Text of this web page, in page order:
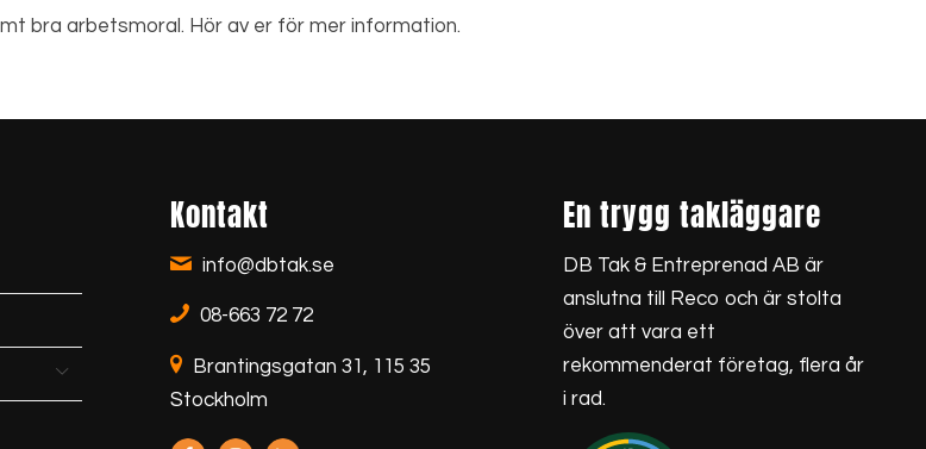
bra arbetsmoral. Hör av er för mer information.
Kontakt
info@dbtak.se
08-663 72 72
Brantingsgatan 31, 115 35
Stockholm
En trygg takläggare
DB Tak & Entreprenad AB är
anslutna till Reco och är stolta
över att vara ett
rekommenderat företag, flera år
i rad.